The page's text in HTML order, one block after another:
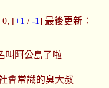
0, [+1 /-1] 最後更新：
叫阿公島了啦
會常識的臭大叔